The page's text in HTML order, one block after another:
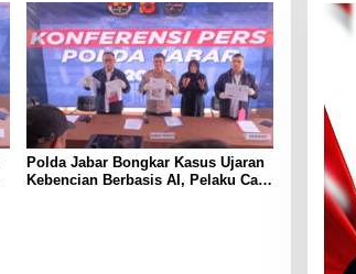
Polda Jabar Bongkar Kasus Ujaran
Kebencian Berbasis AI, Pelaku Cari